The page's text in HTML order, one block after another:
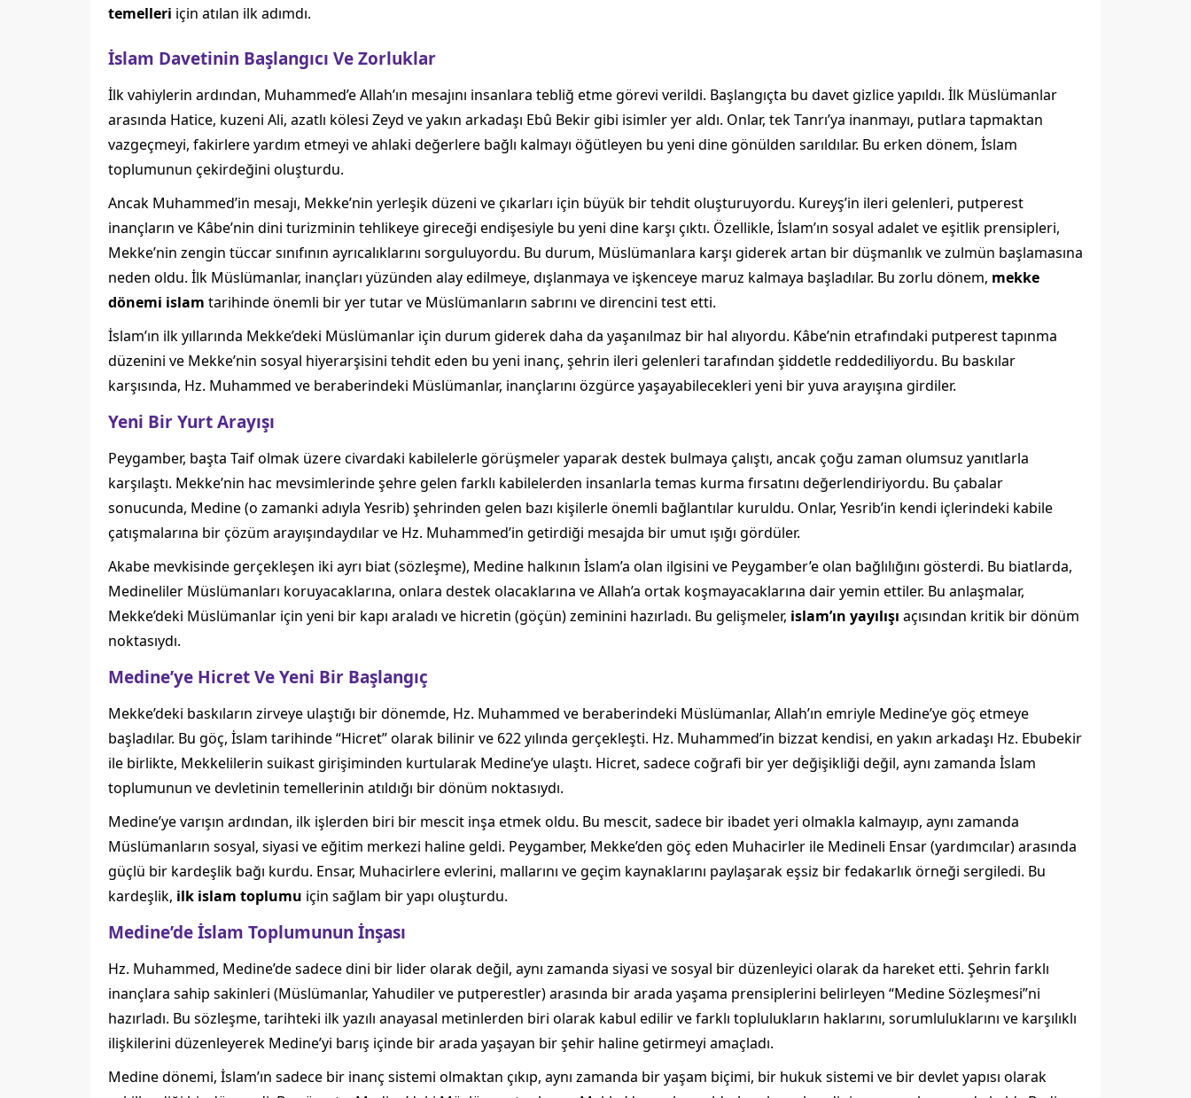
temelleri için atılan ilk adımdı.
İslam Davetinin Başlangıcı Ve Zorluklar
İlk vahiylerin ardından, Muhammed’e Allah’ın mesajını insanlara tebliğ etme görevi verildi. Başlangıçta bu davet gizlice yapıldı. İlk Müslümanlar
arasında Hatice, kuzeni Ali, azatlı kölesi Zeyd ve yakın arkadaşı Ebû Bekir gibi isimler yer aldı. Onlar, tek Tanrı’ya inanmayı, putlara tapmaktan
vazgeçmeyi, fakirlere yardım etmeyi ve ahlaki değerlere bağlı kalmayı öğütleyen bu yeni dine gönülden sarıldılar. Bu erken dönem, İslam
toplumunun çekirdeğini oluşturdu.
Ancak Muhammed’in mesajı, Mekke’nin yerleşik düzeni ve çıkarları için büyük bir tehdit oluşturuyordu. Kureyş’in ileri gelenleri, putperest
inançların ve Kâbe’nin dini turizminin tehlikeye gireceği endişesiyle bu yeni dine karşı çıktı. Özellikle, İslam’ın sosyal adalet ve eşitlik prensipleri,
Mekke’nin zengin tüccar sınıfının ayrıcalıklarını sorguluyordu. Bu durum, Müslümanlara karşı giderek artan bir düşmanlık ve zulmün başlamasına
neden oldu. İlk Müslümanlar, inançları yüzünden alay edilmeye, dışlanmaya ve işkenceye maruz kalmaya başladılar. Bu zorlu dönem, mekke
dönemi islam tarihinde önemli bir yer tutar ve Müslümanların sabrını ve direncini test etti.
İslam’ın ilk yıllarında Mekke’deki Müslümanlar için durum giderek daha da yaşanılmaz bir hal alıyordu. Kâbe’nin etrafındaki putperest tapınma
düzenini ve Mekke’nin sosyal hiyerarşisini tehdit eden bu yeni inanç, şehrin ileri gelenleri tarafından şiddetle reddediliyordu. Bu baskılar
karşısında, Hz. Muhammed ve beraberindeki Müslümanlar, inançlarını özgürce yaşayabilecekleri yeni bir yuva arayışına girdiler.
Yeni Bir Yurt Arayışı
Peygamber, başta Taif olmak üzere civardaki kabilelerle görüşmeler yaparak destek bulmaya çalıştı, ancak çoğu zaman olumsuz yanıtlarla
karşılaştı. Mekke’nin hac mevsimlerinde şehre gelen farklı kabilelerden insanlarla temas kurma fırsatını değerlendiriyordu. Bu çabalar
sonucunda, Medine (o zamanki adıyla Yesrib) şehrinden gelen bazı kişilerle önemli bağlantılar kuruldu. Onlar, Yesrib’in kendi içlerindeki kabile
çatışmalarına bir çözüm arayışındaydılar ve Hz. Muhammed’in getirdiği mesajda bir umut ışığı gördüler.
Akabe mevkisinde gerçekleşen iki ayrı biat (sözleşme), Medine halkının İslam’a olan ilgisini ve Peygamber’e olan bağlılığını gösterdi. Bu biatlarda,
Medineliler Müslümanları koruyacaklarına, onlara destek olacaklarına ve Allah’a ortak koşmayacaklarına dair yemin ettiler. Bu anlaşmalar,
Mekke’deki Müslümanlar için yeni bir kapı araladı ve hicretin (göçün) zeminini hazırladı. Bu gelişmeler, islam’ın yayılışı açısından kritik bir dönüm
noktasıydı.
Medine’ye Hicret Ve Yeni Bir Başlangıç
Mekke’deki baskıların zirveye ulaştığı bir dönemde, Hz. Muhammed ve beraberindeki Müslümanlar, Allah’ın emriyle Medine’ye göç etmeye
başladılar. Bu göç, İslam tarihinde “Hicret” olarak bilinir ve 622 yılında gerçekleşti. Hz. Muhammed’in bizzat kendisi, en yakın arkadaşı Hz. Ebubekir
ile birlikte, Mekkelilerin suikast girişiminden kurtularak Medine’ye ulaştı. Hicret, sadece coğrafi bir yer değişikliği değil, aynı zamanda İslam
toplumunun ve devletinin temellerinin atıldığı bir dönüm noktasıydı.
Medine’ye varışın ardından, ilk işlerden biri bir mescit inşa etmek oldu. Bu mescit, sadece bir ibadet yeri olmakla kalmayıp, aynı zamanda
Müslümanların sosyal, siyasi ve eğitim merkezi haline geldi. Peygamber, Mekke’den göç eden Muhacirler ile Medineli Ensar (yardımcılar) arasında
güçlü bir kardeşlik bağı kurdu. Ensar, Muhacirlere evlerini, mallarını ve geçim kaynaklarını paylaşarak eşsiz bir fedakarlık örneği sergiledi. Bu
kardeşlik, ilk islam toplumu için sağlam bir yapı oluşturdu.
Medine’de İslam Toplumunun İnşası
Hz. Muhammed, Medine’de sadece dini bir lider olarak değil, aynı zamanda siyasi ve sosyal bir düzenleyici olarak da hareket etti. Şehrin farklı
inançlara sahip sakinleri (Müslümanlar, Yahudiler ve putperestler) arasında bir arada yaşama prensiplerini belirleyen “Medine Sözleşmesi”ni
hazırladı. Bu sözleşme, tarihteki ilk yazılı anayasal metinlerden biri olarak kabul edilir ve farklı toplulukların haklarını, sorumluluklarını ve karşılıklı
ilişkilerini düzenleyerek Medine’yi barış içinde bir arada yaşayan bir şehir haline getirmeyi amaçladı.
Medine dönemi, İslam’ın sadece bir inanç sistemi olmaktan çıkıp, aynı zamanda bir yaşam biçimi, bir hukuk sistemi ve bir devlet yapısı olarak